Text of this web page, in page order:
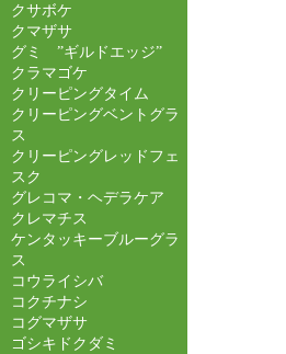
クサボケ
クマザサ
グミ ”ギルドエッジ”
クラマゴケ
クリーピングタイム
クリーピングベントグラ
ス
クリーピングレッドフェ
スク
グレコマ・ヘデラケア
クレマチス
ケンタッキーブルーグラ
ス
コウライシバ
コクチナシ
コグマザサ
ゴシキドクダミ